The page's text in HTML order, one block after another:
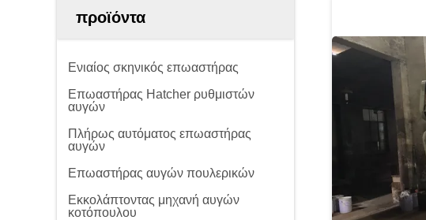
προϊόντα
Ενιαίος σκηνικός επωαστήρας
Επωαστήρας Hatcher ρυθμιστών
αυγών
Πλήρως αυτόματος επωαστήρας
αυγών
Επωαστήρας αυγών πουλερικών
Εκκολάπτοντας μηχανή αυγών
κοτόπουλου